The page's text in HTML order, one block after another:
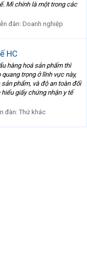
Mì chính là một trong các
đàn:Doanh nghiệp
HC
hàng hoá sản phẩm thì
trọng ở lĩnh vực này,
phẩm, và độ an toàn đối
giấy chứng nhận y tế
đàn:Thứ khác